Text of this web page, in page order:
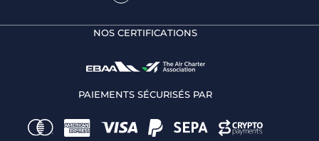
NOS CERTIFICATIONS
PAIEMENTS SÉCURISÉS PAR